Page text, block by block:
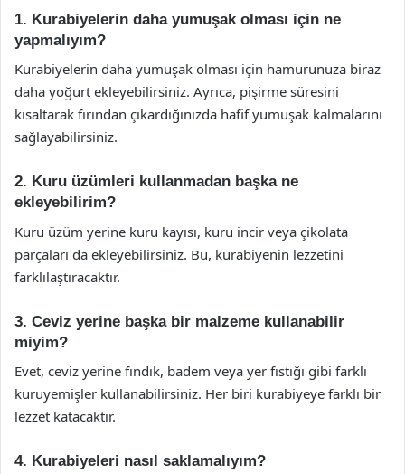
1. Kurabiyelerin daha yumuşak olması için ne
yapmalıyım?
Kurabiyelerin daha yumuşak olması için hamurunuza biraz
daha yoğurt ekleyebilirsiniz. Ayrıca, pişirme süresini
kısaltarak fırından çıkardığınızda hafif yumuşak kalmalarını
sağlayabilirsiniz.
2. Kuru üzümleri kullanmadan başka ne
ekleyebilirim?
Kuru üzüm yerine kuru kayısı, kuru incir veya çikolata
parçaları da ekleyebilirsiniz. Bu, kurabiyenin lezzetini
farklılaştıracaktır.
3. Ceviz yerine başka bir malzeme kullanabilir
miyim?
Evet, ceviz yerine fındık, badem veya yer fıstığı gibi farklı
kuruyemişler kullanabilirsiniz. Her biri kurabiyeye farklı bir
lezzet katacaktır.
4. Kurabiyeleri nasıl saklamalıyım?